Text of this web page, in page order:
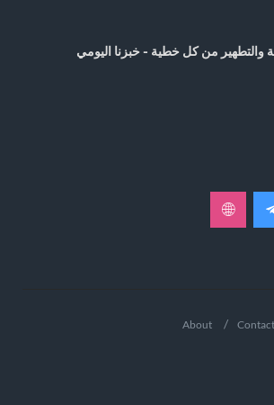
والتطهير من كل خطية - خبزنا اليومي
Contact
About